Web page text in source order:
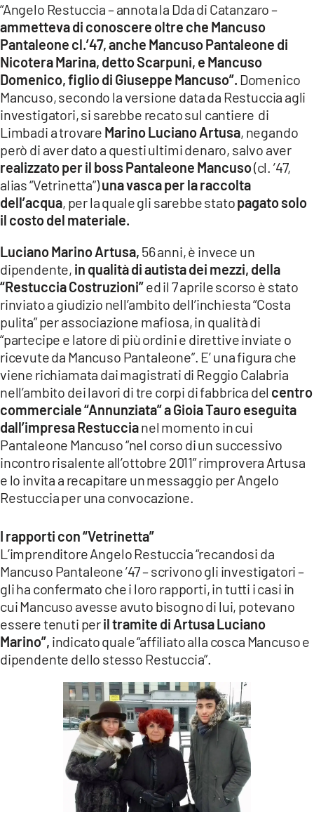
“Angelo Restuccia – annota la Dda di Catanzaro –
ammetteva di conoscere oltre che Mancuso
Pantaleone cl.’47, anche Mancuso Pantaleone di
Nicotera Marina, detto Scarpuni, e Mancuso
Domenico, figlio di Giuseppe Mancuso”. Domenico
Mancuso, secondo la versione data da Restuccia agli
investigatori, si sarebbe recato sul cantiere di
Limbadi a trovare Marino Luciano Artusa, negando
però di aver dato a questi ultimi denaro, salvo aver
realizzato per il boss Pantaleone Mancuso(cl. ’47,
alias “Vetrinetta”)una vasca per la raccolta
dell’acqua, per la quale gli sarebbe statopagato solo
il costo del materiale.
Luciano Marino Artusa, 56 anni, è invece un
dipendente, in qualità di autista dei mezzi, della
“Restuccia Costruzioni”ed il 7 aprile scorso è stato
rinviato a giudizio nell’ambito dell’inchiesta “Costa
pulita” per associazione mafiosa, in qualità di
“partecipe e latore di più ordini e direttive inviate o
ricevute da Mancuso Pantaleone”. E’ una figura che
viene richiamata dai magistrati di Reggio Calabria
nell’ambito dei lavori di tre corpi di fabbrica del centro
commerciale “Annunziata” a Gioia Tauro eseguita
dall’impresa Restuccianel momento in cui
Pantaleone Mancuso “nel corso di un successivo
incontro risalente all’ottobre 2011” rimprovera Artusa
e lo invita a recapitare un messaggio per Angelo
Restuccia per una convocazione.
I rapporti con “Vetrinetta”
L’imprenditore Angelo Restuccia “recandosi da
Mancuso Pantaleone ’47 – scrivono gli investigatori –
gli ha confermato che i loro rapporti, in tutti i casi in
cui Mancuso avesse avuto bisogno di lui, potevano
essere tenuti peril tramite di Artusa Luciano
Marino”, indicato quale “affiliato alla cosca Mancuso e
dipendente dello stesso Restuccia”.